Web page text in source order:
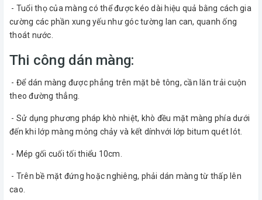
- Tuổi thọ của màng có thể được kéo dài hiệu quả bằng cách gia
cường các phần xung yếu như góc tường lan can, quanh ống
thoát nước.
Thi công dán màng:
- Để dán màng được phẳng trên mặt bê tông, cần lăn trải cuộn
theo đường thẳng.
- Sử dụng phương pháp khò nhiệt, khò đều mặt màng phía dưới
đến khi lớp màng mỏng chảy và kết dínhvới lớp bitum quét lót.
- Mép gối cuối tối thiểu 10cm.
- Trên bề mặt đứng hoặc nghiêng, phải dán màng từ thấp lên
cao.